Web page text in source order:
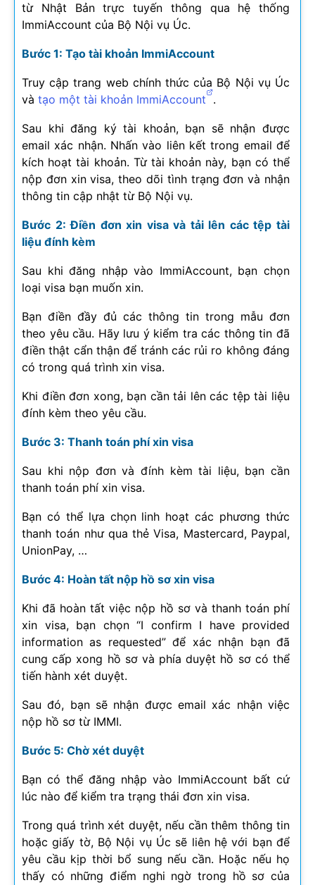
từ Nhật Bản trực tuyến thông qua hệ thống
ImmiAccount của Bộ Nội vụ Úc.
Bước 1: Tạo tài khoản ImmiAccount
Truy cập trang web chính thức của Bộ Nội vụ Úc
và tạo một tài khoản ImmiAccount .
Sau khi đăng ký tài khoản, bạn sẽ nhận được
email xác nhận. Nhấn vào liên kết trong email để
kích hoạt tài khoản. Từ tài khoản này, bạn có thể
nộp đơn xin visa, theo dõi tình trạng đơn và nhận
thông tin cập nhật từ Bộ Nội vụ.
Bước 2: Điền đơn xin visa và tải lên các tệp tài
liệu đính kèm
Sau khi đăng nhập vào ImmiAccount, bạn chọn
loại visa bạn muốn xin.
Bạn điền đầy đủ các thông tin trong mẫu đơn
theo yêu cầu. Hãy lưu ý kiểm tra các thông tin đã
điền thật cẩn thận để tránh các rủi ro không đáng
có trong quá trình xin visa.
Khi điền đơn xong, bạn cần tải lên các tệp tài liệu
đính kèm theo yêu cầu.
Bước 3: Thanh toán phí xin visa
Sau khi nộp đơn và đính kèm tài liệu, bạn cần
thanh toán phí xin visa.
Bạn có thể lựa chọn linh hoạt các phương thức
thanh toán như qua thẻ Visa, Mastercard, Paypal,
UnionPay, …
Bước 4: Hoàn tất nộp hồ sơ xin visa
Khi đã hoàn tất việc nộp hồ sơ và thanh toán phí
xin visa, bạn chọn “I confirm I have provided
information as requested” để xác nhận bạn đã
cung cấp xong hồ sơ và phía duyệt hồ sơ có thể
tiến hành xét duyệt.
Sau đó, bạn sẽ nhận được email xác nhận việc
nộp hồ sơ từ IMMI.
Bước 5: Chờ xét duyệt
Bạn có thể đăng nhập vào ImmiAccount bất cứ
lúc nào để kiểm tra trạng thái đơn xin visa.
Trong quá trình xét duyệt, nếu cần thêm thông tin
hoặc giấy tờ, Bộ Nội vụ Úc sẽ liên hệ với bạn để
yêu cầu kịp thời bổ sung nếu cần. Hoặc nếu họ
thấy có những điểm nghi ngờ trong hồ sơ của